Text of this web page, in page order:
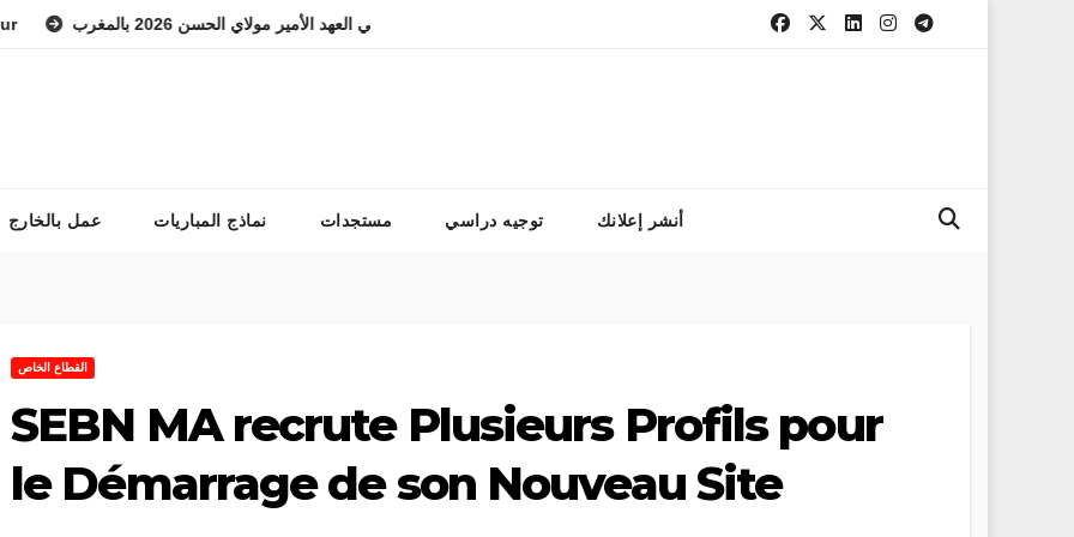
التسجيل في مباراة المعهد الوطني للفرس ولي العهد الأمير مولاي الحسن 2026 بالمغرب
عمل بالخارج نماذج المباريات مستجدات توجيه دراسي أنشر إعلانك
القطاع الخاص
SEBN MA recrute Plusieurs Profils pour
le Démarrage de son Nouveau Site